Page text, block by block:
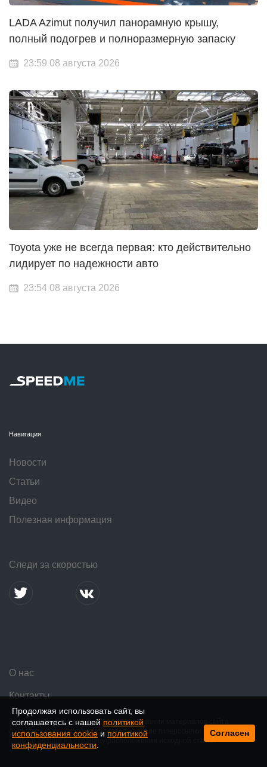
LADA Azimut получил панорамную крышу,
полный подогрев и полноразмерную запаску
23:59 08 августа 2026
Toyota уже не всегда первая: кто действительно
лидирует по надежности авто
23:54 08 августа 2026
Продолжая использовать сайт, вы
соглашаетесь с нашей политикой
использования cookie и политикой
конфиденциальности
Согласен
Навигация
Новости
Статьи
Видео
Полезная информация
Следи за скоростью
О нас
Контакты
2016 — 2026 © SpeedMe. При использовании материалов сайта
обязательным условием является наличие гиперссылки в пределах
первого абзаца на страницу расположения исходной статьи